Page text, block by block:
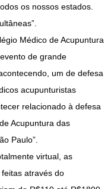
os nossos estados.
Médico de Acupuntura
de grande
um de defesa
acupunturistas
relacionado à defesa
Acupuntura das
Paulo”.
virtual, as
através do